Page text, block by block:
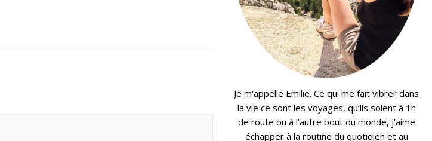
Je m'appelle Emilie. Ce qui me fait vibrer dans
la vie ce sont les voyages, qu’ils soient à 1h
de route ou à l’autre bout du monde, j’aime
échapper à la routine du quotidien et au